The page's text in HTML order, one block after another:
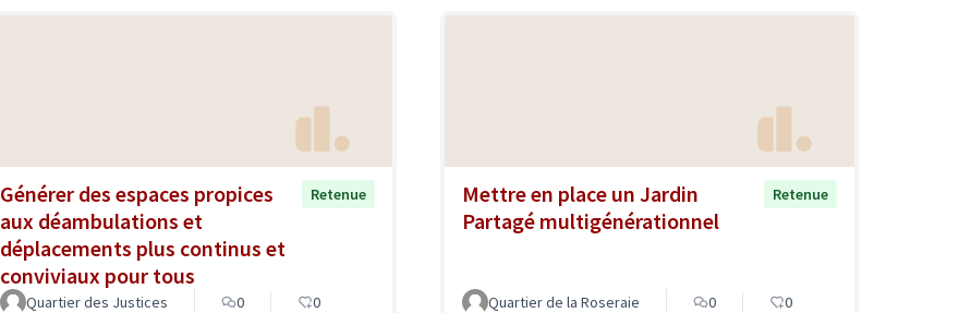
Générer des espaces propices
aux déambulations et
déplacements plus continus et
conviviaux pour tous
Retenue
Quartier des Justices 0 0
Mettre en place un Jardin
Partagé multigénérationnel
Retenue
Quartier de la Roseraie 0 0